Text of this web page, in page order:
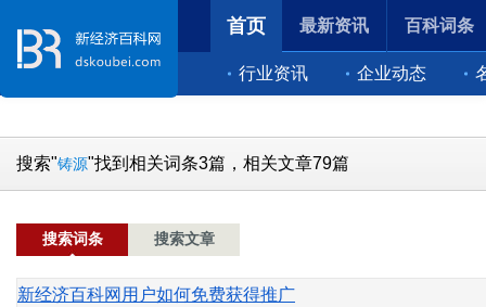
首页
行业资讯 企业动态
最新资讯 百科词条
搜索"铸源"找到相关词条3篇，相关文章79篇
搜索词条 搜索文章
新经济百科网用户如何免费获得推广